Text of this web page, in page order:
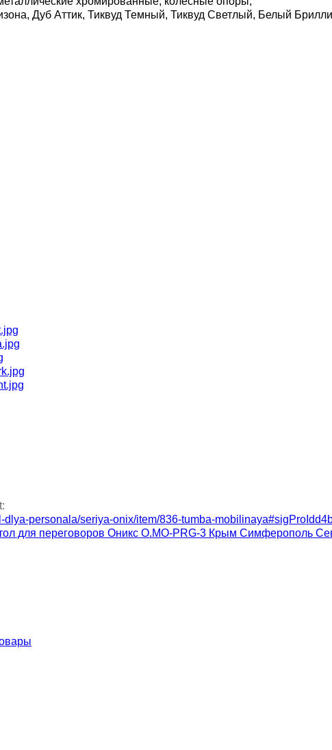
Дуб Аттик, Тиквуд Темный, Тиквуд Светлый, Белый
dlya-personala/seriya-onix/item/836-tumba-
для переговоров Оникс O.MO-PRG-3 Крым Симферополь